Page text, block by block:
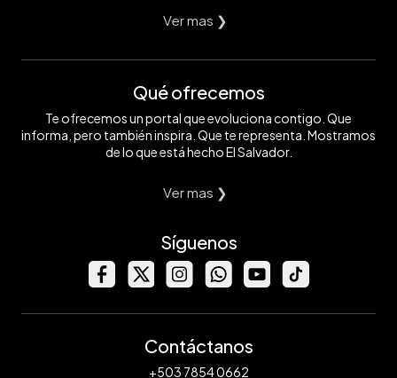
Ver mas ❯
Qué ofrecemos
Te ofrecemos un portal que evoluciona contigo. Que
informa, pero también inspira. Que te representa. Mostramos
de lo que está hecho El Salvador.
Ver mas ❯
Síguenos
Contáctanos
+503 7854 0662